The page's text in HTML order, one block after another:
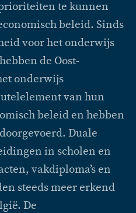
te kunnen
beleid. Sinds
voor het onderwijs
de Oost-
onderwijs
van hun
beleid en hebben
Duale
in scholen en
vakdiploma’s en
steeds meer erkend
De